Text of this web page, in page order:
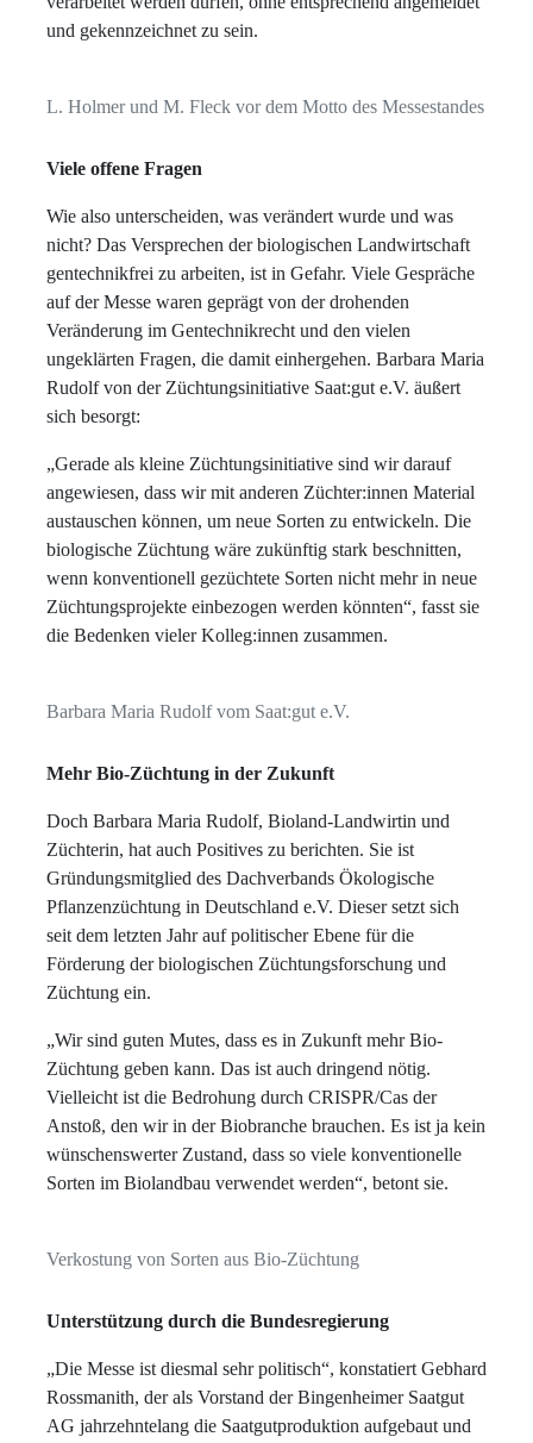
und gekennzeichnet zu sein.
L. Holmer und M. Fleck vor dem Motto des Messestandes
Viele offene Fragen
Wie also unterscheiden, was verändert wurde und was
nicht? Das Versprechen der biologischen Landwirtschaft
gentechnikfrei zu arbeiten, ist in Gefahr. Viele Gespräche
auf der Messe waren geprägt von der drohenden
Veränderung im Gentechnikrecht und den vielen
ungeklärten Fragen, die damit einhergehen. Barbara Maria
Rudolf von der Züchtungsinitiative Saat:gut e.V. äußert
sich besorgt:
„Gerade als kleine Züchtungsinitiative sind wir darauf
angewiesen, dass wir mit anderen Züchter:innen Material
austauschen können, um neue Sorten zu entwickeln. Die
biologische Züchtung wäre zukünftig stark beschnitten,
wenn konventionell gezüchtete Sorten nicht mehr in neue
Züchtungsprojekte einbezogen werden könnten“, fasst sie
die Bedenken vieler Kolleg:innen zusammen.
Barbara Maria Rudolf vom Saat:gut e.V.
Mehr Bio-Züchtung in der Zukunft
Doch Barbara Maria Rudolf, Bioland-Landwirtin und
Züchterin, hat auch Positives zu berichten. Sie ist
Gründungsmitglied des Dachverbands Ökologische
Pflanzenzüchtung in Deutschland e.V. Dieser setzt sich
seit dem letzten Jahr auf politischer Ebene für die
Förderung der biologischen Züchtungsforschung und
Züchtung ein.
„Wir sind guten Mutes, dass es in Zukunft mehr Bio-
Züchtung geben kann. Das ist auch dringend nötig.
Vielleicht ist die Bedrohung durch CRISPR/Cas der
Anstoß, den wir in der Biobranche brauchen. Es ist ja kein
wünschenswerter Zustand, dass so viele konventionelle
Sorten im Biolandbau verwendet werden“, betont sie.
Verkostung von Sorten aus Bio-Züchtung
Unterstützung durch die Bundesregierung
„Die Messe ist diesmal sehr politisch“, konstatiert Gebhard
Rossmanith, der als Vorstand der Bingenheimer Saatgut
AG jahrzehntelang die Saatgutproduktion aufgebaut und